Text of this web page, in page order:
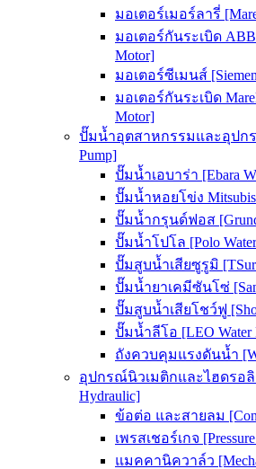
มอเตอร์เมอร์ลารี่
มอเตอร์กันระเบิด ABB
Motor]
มอเตอร์ซีเมนส์
มอเตอร์กันระเบิด
Motor]
ปั๊มน้ำอุตสาหกรรมและอุปกร
Pump]
ปั๊มน้ำเอบาร่า [Ebara
ปั๊มน้ำหอยโข่ง
ปั๊มน้ำกรุนด์ฟอส
ปั๊มน้ำโปโล [Polo
ปั๊มสูบน้ำเสียซูรูมิ
ปั๊มน้ำยาเคมีซันโซ่
ปั๊มสูบน้ำเสียโชว์ฟู
ปั๊มน้ำลีโอ [LEO Water
ถังควบคุมแรงดันน้ำ
อุปกรณ์นิวเมติกและไฮดรอลิ
Hydraulic]
ข้อต่อ และสายลม
เพรสเชอร์เกจ
แมคคานิควาล์ว